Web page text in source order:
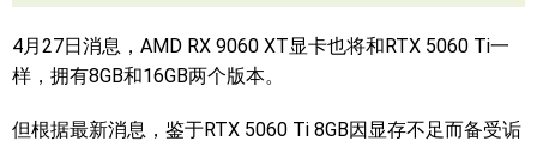
4月27日消息，AMD RX 9060 XT显卡也将和RTX 5060 Ti一
样，拥有8GB和16GB两个版本。
但根据最新消息，鉴于RTX 5060 Ti 8GB因显存不足而备受诟